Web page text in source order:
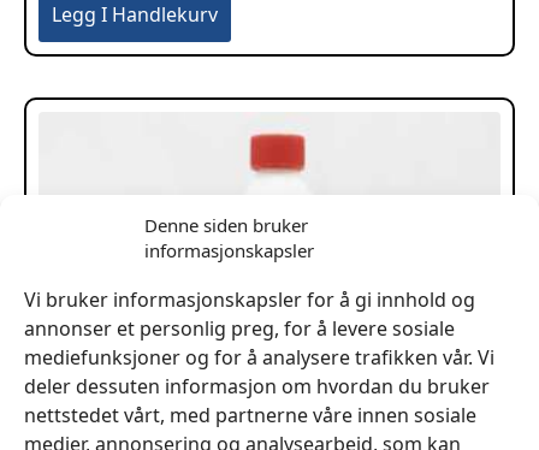
Denne siden bruker
informasjonskapsler
Vi bruker informasjonskapsler for å gi innhold og
annonser et personlig preg, for å levere sosiale
mediefunksjoner og for å analysere trafikken vår. Vi
deler dessuten informasjon om hvordan du bruker
nettstedet vårt, med partnerne våre innen sosiale
medier, annonsering og analysearbeid, som kan
Legg I Handlekurv